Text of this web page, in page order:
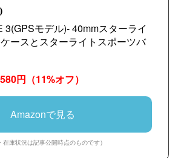
3(GPSモデル)- 40mmスターライ
ースとスターライトスポーツバ
円 （11%オフ）
Amazonで見る
在庫状況は記事公開時点のものです）